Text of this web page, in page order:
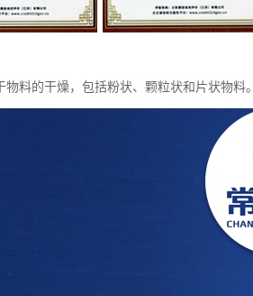
物料的干燥，包括粉状、颗粒状和片状物料。